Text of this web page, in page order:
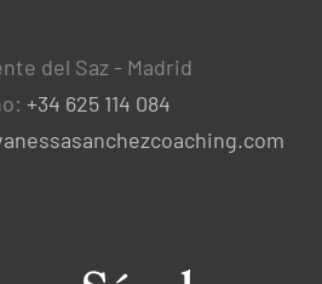
del Saz - Madrid
+34 625 114 084